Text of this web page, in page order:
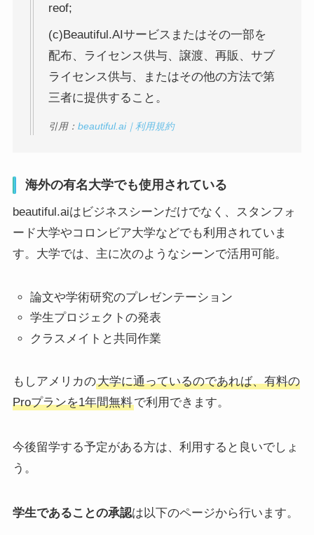
reof;
(c)Beautiful.AIサービスまたはその一部を
配布、ライセンス供与、譲渡、再販、サブ
ライセンス供与、またはその他の方法で第
三者に提供すること。
引用： beautiful.ai｜利用規約
海外の有名大学でも使用されている
beautiful.aiはビジネスシーンだけでなく、スタンフォ
ード大学やコロンビア大学などでも利用されていま
す。大学では、主に次のようなシーンで活用可能。
論文や学術研究のプレゼンテーション
学生プロジェクトの発表
クラスメイトと共同作業
もしアメリカの大学に通っているのであれば、有料の
Proプランを1年間無料で利用できます。
今後留学する予定がある方は、利用すると良いでしょ
う。
学生であることの承認は以下のページから行います。